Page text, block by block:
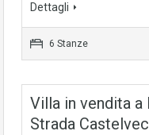
Dettagli
6 Stanze
Villa in vendita
Strada